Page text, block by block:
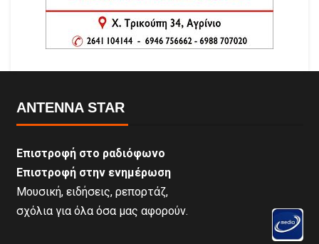
ANTENNA STAR
Επιστροφή στο ραδιόφωνο
Επιστροφή στην ενημέρωση
Μουσική, ειδήσεις, ρεπορτάζ,
σχόλια για όλα όσα μας αφορούν.